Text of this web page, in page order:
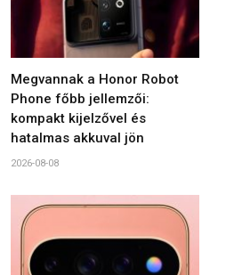
Megvannak a Honor Robot
Phone főbb jellemzői:
kompakt kijelzővel és
hatalmas akkuval jön
2026-08-08